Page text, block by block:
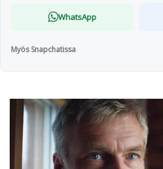
WhatsApp
Myös Snapchatissa